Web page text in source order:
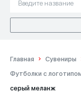
Главная Сувениры
Футболки с
серый меланж